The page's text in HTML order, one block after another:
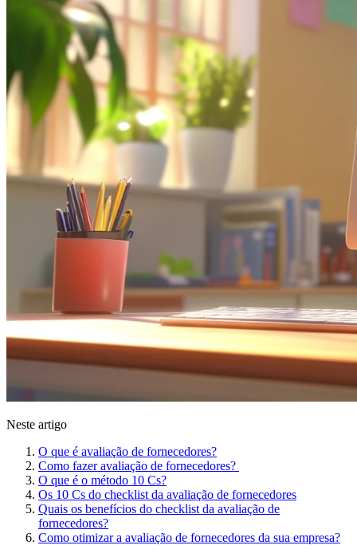
Neste artigo
O que é avaliação de fornecedores?
Como fazer avaliação de fornecedores?
O que é o método 10 Cs?
Os 10 Cs do checklist da avaliação de fornecedores
Quais os benefícios do checklist da avaliação de
fornecedores?
Como otimizar a avaliação de fornecedores da sua empresa?